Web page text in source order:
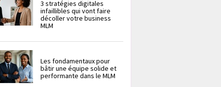
3 stratégies digitales
infaillibles qui vont faire
décoller votre business
MLM
Les fondamentaux pour
bâtir une équipe solide et
performante dans le MLM